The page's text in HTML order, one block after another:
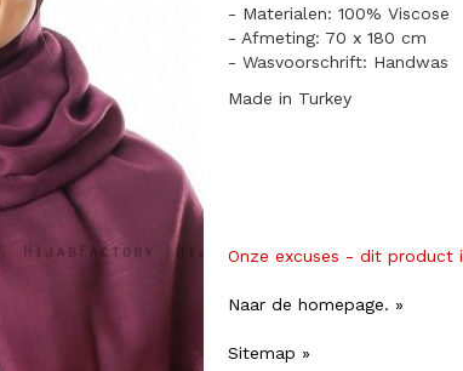
- Materialen: 100% Viscose
- Afmeting: 70 x 180 cm
- Wasvoorschrift: Handwas
Made in Turkey
Onze excuses - dit product
Naar de homepage. »
Sitemap »